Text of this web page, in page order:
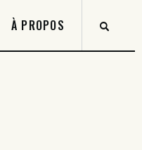
À PROPOS